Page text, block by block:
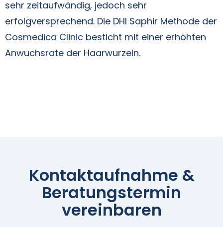
sehr zeitaufwändig, jedoch sehr
erfolgversprechend. Die DHI Saphir Methode der
Cosmedica Clinic besticht mit einer erhöhten
Anwuchsrate der Haarwurzeln.
Kontaktaufnahme &
Beratungstermin
vereinbaren